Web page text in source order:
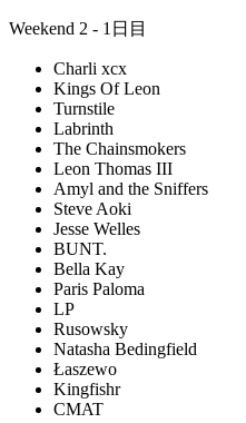
Weekend 2 - 1日目
Charli xcx
Kings Of Leon
Turnstile
Labrinth
The Chainsmokers
Leon Thomas III
Amyl and the Sniffers
Steve Aoki
Jesse Welles
BUNT.
Bella Kay
Paris Paloma
LP
Rusowsky
Natasha Bedingfield
Łaszewo
Kingfishr
CMAT